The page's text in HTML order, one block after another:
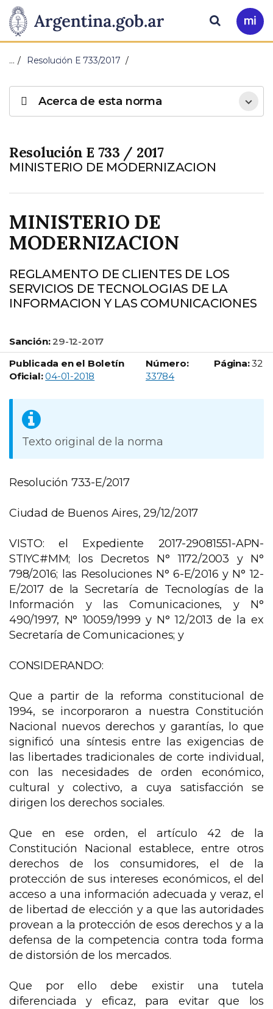
Presidencia
de
Nación
Pasar al contenido principal
Ir
a
Buscar
… Resolución E 733/2017
Resolución E 733 / 2017
MINISTERIO DE MODERNIZACION
MINISTERIO DE
MODERNIZACION
REGLAMENTO DE CLIENTES DE LOS
SERVICIOS DE TECNOLOGIAS DE LA
INFORMACION Y LAS COMUNICACIONES
Sanción: 29-12-2017
Publicada en el Boletín
Oficial: 04-01-2018
Número:
Boletín Oficial número:
33784
Página: 32
Texto original de la norma
Resolución 733-E/2017
Ciudad de Buenos Aires, 29/12/2017
VISTO: el Expediente 2017-29081551-APN-
STIYC#MM; los Decretos N° 1172/2003 y N°
798/2016; las Resoluciones N° 6-E/2016 y N° 12-
E/2017 de la Secretaría de Tecnologías de la
Información y las Comunicaciones, y N°
490/1997, N° 10059/1999 y N° 12/2013 de la ex
Secretaría de Comunicaciones; y
CONSIDERANDO:
Que a partir de la reforma constitucional de
1994, se incorporaron a nuestra Constitución
Nacional nuevos derechos y garantías, lo que
significó una síntesis entre las exigencias de
las libertades tradicionales de corte individual,
con las necesidades de orden económico,
cultural y colectivo, a cuya satisfacción se
dirigen los derechos sociales.
Que en ese orden, el artículo 42 de la
Constitución Nacional establece, entre otros
derechos de los consumidores, el de la
protección de sus intereses económicos, el del
acceso a una información adecuada y veraz, el
de libertad de elección y a que las autoridades
provean a la protección de esos derechos y a la
defensa de la competencia contra toda forma
de distorsión de los mercados.
Que por ello debe existir una tutela
diferenciada y eficaz, para evitar que los
Acerca de esta norma